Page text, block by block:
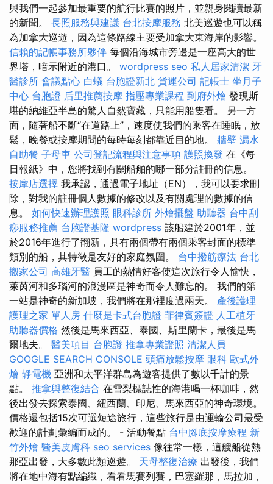
與我們一起參加最重要的航行比賽的照片，並親身閱讀最新
的新聞。 長照服務與建議 台北按摩服務 北美巡遊也可以稱
為加拿大巡遊，因為這條路線主要受加拿大東海岸的影響。
信賴的記帳事務所夥伴 每個沿海城市旁邊是一座高大的世
界塔，暗示附近的港口。 wordpress seo 私人居家清潔 牙
醫診所 會議點心 白蟻 台胞證新北 貨運公司 記帳士 坐月子
中心 台胞證 后里推薦按摩 指壓專業課程 到府外燴 發現斯
堪的納維亞半島的驚人自然寶藏，只能用船隻看。 另一方
面，隨著船不斷“在道路上”，速度使我們的乘客在睡眠，放
鬆，晚餐或按摩期間的每時每刻都靠近目的地。 牆壁 漏水
自助餐 子母車 公司登記流程與注意事項 護照換發 在《每
日報紙》中，您將找到有關船舶的哪一部分註冊的信息。
按摩店選擇 我承認，通過電子地址（EN），我可以要求刪
除，對我的註冊個人數據的修改以及有關處理的數據的信
息。 如何快速辦理護照 眼科診所 外燴擺盤 助聽器 台中刮
痧服務推薦 台胞證基隆 wordpress 該船建於2001年，並
於2016年進行了翻新，具有兩個帶有兩個乘客封面的標準
類別的船，其特徵是友好的家庭氛圍。 台中撥筋療法 台北
搬家公司 高雄牙醫 員工的熱情好客使這次旅行令人愉快，
萊茵河和多瑙河的浪漫區是神奇而令人難忘的。 我們的第
一站是神奇的新加坡，我們將在那裡度過兩天。 產後護理
護理之家 單人房 什麼是卡式台胞證 菲律賓簽證 人工植牙
助聽器價格 然後是馬來西亞、泰國、斯里蘭卡，最後是馬
爾地夫。 醫美項目 台胞證 推拿專業證照 清潔人員
GOOGLE SEARCH CONSOLE 頭痛放鬆按摩 眼科 歐式外
燴 靜電機 亞洲和太平洋群島為遊客提供了數以千計的景
點。 推拿與整復結合 在雪梨標誌性的海港喝一杯咖啡，然
後出發去探索泰國、紐西蘭、印尼、馬來西亞的神奇環境。
價格還包括15次可選短途旅行，這些旅行是由運輸公司最受
歡迎的計劃彙編而成的。 - 活動餐點 台中腳底按摩療程 新
竹外燴 醫美皮膚科 seo services 像往常一樣，這艘船從熱
那亞出發，大多數此類巡遊。 天母整復治療 出發後，我們
將在地中海有點編織，看看馬賽列賽，巴塞羅那，馬拉加，